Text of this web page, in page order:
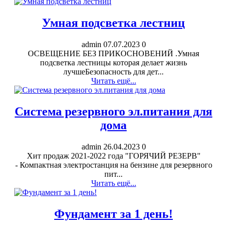
Умная подсветка лестниц
admin 07.07.2023 0
ОСВЕЩЕНИЕ БЕЗ ПРИКОСНОВЕНИЙ .Умная
подсветка лестницы которая делает жизнь
лучшеБезопасность для дет...
Читать ещё...
Система резервного эл.питания для
дома
admin 26.04.2023 0
Хит продаж 2021-2022 года "ГОРЯЧИЙ РЕЗЕРВ"
- Компактная электростанция на бензине для резервного
пит...
Читать ещё...
Фундамент за 1 день!